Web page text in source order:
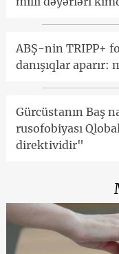
ABŞ-nin TRIPP+
danışıqlar
Gürcüstanın Baş
rusofobiyası
direktividir"